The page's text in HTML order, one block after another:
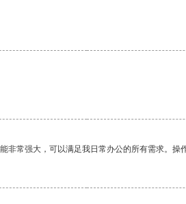
常强大，可以满足我日常办公的所有需求。操